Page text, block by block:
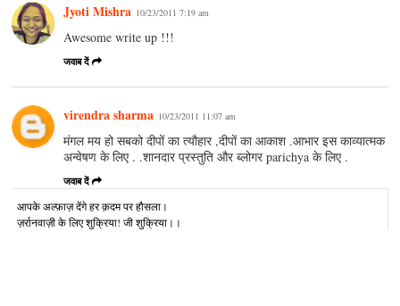
Jyoti Mishra 10/23/2011 7:19 am
Awesome write up !!!
जवाब दें
virendra sharma 10/23/2011 11:07 am
मंगल मय हो सबको दीपों का त्यौहार ,दीपों का आकाश .आभार इस काव्यात्मक
अन्वेषण के लिए . .शानदार प्रस्तुति और ब्लोगर parichya के लिए .
जवाब दें
आपके अल्‍फ़ाज़ देंगे हर क़दम पर हौसला।
ज़र्रानवाज़ी के लिए शुक्रिया! जी शुक्रिया।।